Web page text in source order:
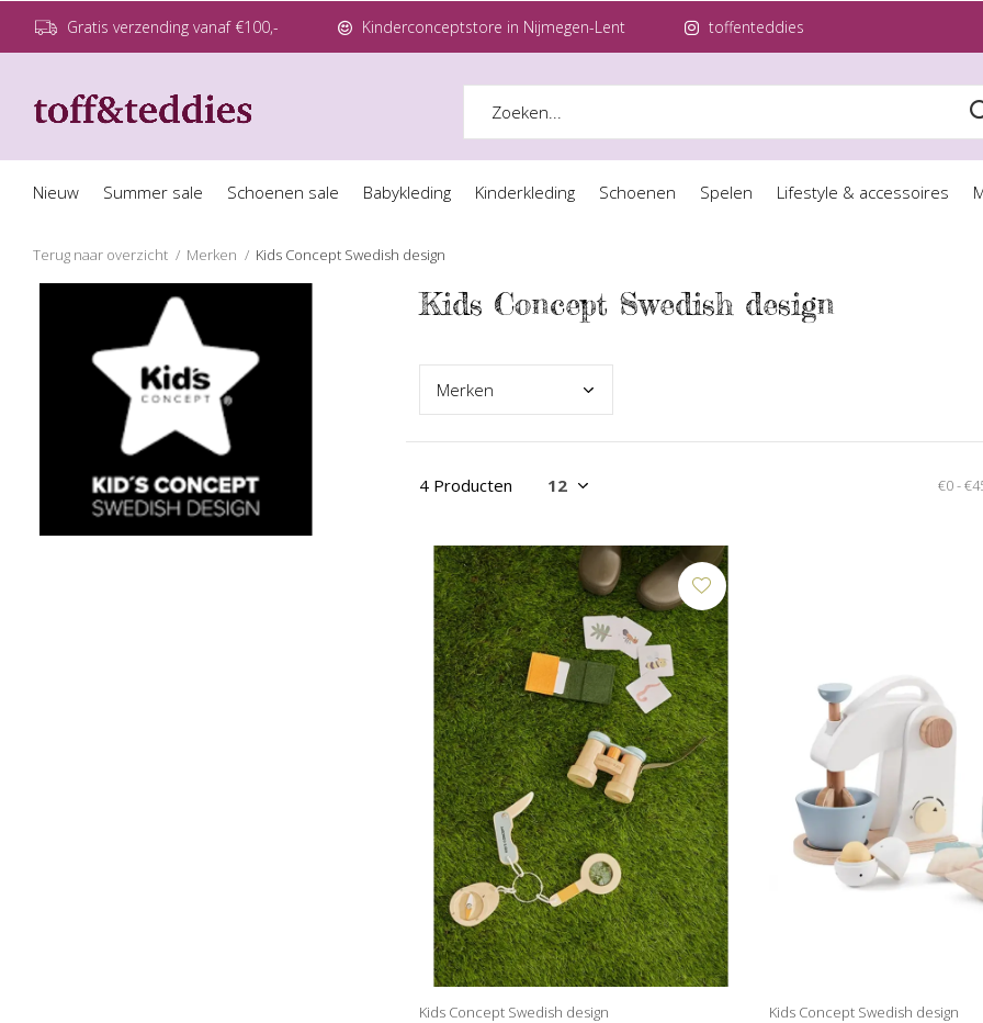
Nieuw Summer sale Schoenen sale Babykleding Kinderkleding Schoenen Spelen Lifestyle & accessoires
Gratis verzending vanaf €100,- Kinderconceptstore in Nijmegen-Lent toffenteddies
Terug naar overzicht Merken Kids Concept Swedish design
Kids Concept Swedish design
Merken
4 Producten €0-
Kids Concept Swedish design Kids Concept Swedish design